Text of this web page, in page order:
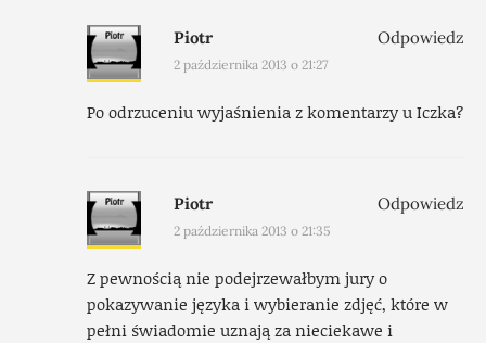
Piotr
2 października 2013 o 21:27
Po odrzuceniu wyjaśnienia z komentarzy u Iczka?
Odpowiedz
Piotr
2 października 2013 o 21:35
Z pewnością nie podejrzewałbym jury o
pokazywanie języka i wybieranie zdjęć, które w
pełni świadomie uznają za nieciekawe i
Odpowiedz